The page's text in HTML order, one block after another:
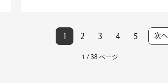
1 2 3 4 5 次へ
1 / 38 ページ